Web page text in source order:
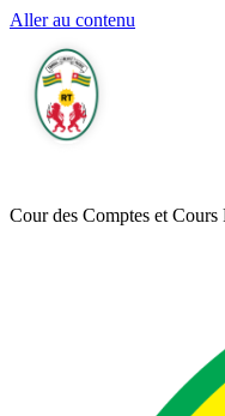
Aller au contenu
Cour des Comptes et